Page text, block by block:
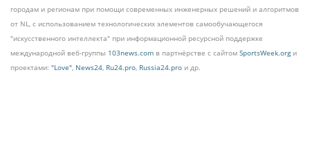
городам и регионам при помощи современных инженерных решений и алгоритмов
от NL, с использованием технологических элементов самообучающегося
"искусственного интеллекта" при информационной ресурсной поддержке
международной веб-группы 103news.com в партнёрстве с сайтом SportsWeek.orgи
проектами: "Love" News24 Ru24.pro Russia24.pro и др.